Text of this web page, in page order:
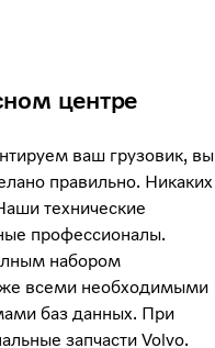
центре
ваш грузовик, вы
правильно. Никаких
технические
профессионалы.
набором
всеми необходимыми
баз данных. При
запчасти Volvo.